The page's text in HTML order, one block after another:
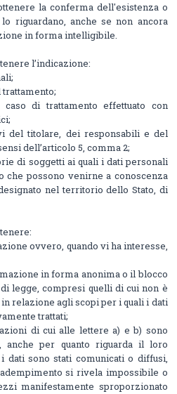
la conferma dell'esistenza o
riguardano, anche se non ancora
in forma intelligibile.
l’indicazione:
di trattamento effettuato con
del titolare, dei responsabili e del
dell’articolo 5, comma 2;
di soggetti ai quali i dati personali
che possono venirne a conoscenza
nel territorio dello Stato, di
ovvero, quando vi ha interesse,
in forma anonima o il blocco
legge, compresi quelli di cui non è
relazione agli scopi per i quali i dati
trattati;
di cui alle lettere a) e b) sono
anche per quanto riguarda il loro
dati sono stati comunicati o diffusi,
si rivela impossibile o
manifestamente sproporzionato